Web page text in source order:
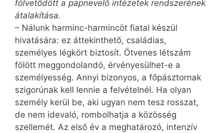
fölvetődött a papnevelő intézetek rendszerének
átalakítása.
– Nálunk harminc-harmincöt fiatal készül
hivatására: ez áttekinthető, családias,
személyes légkört biztosít. Ötvenes létszám
fölött meggondolandó, érvényesülhet-e a
személyesség. Annyi bizonyos, a főpásztornak
szigorúnak kell lennie a felvételnél. Ha olyan
személy kerül be, aki ugyan nem tesz rosszat,
de nem idevaló, rombolhatja a közösség
szellemét. Az első év a meghatározó, intenzív